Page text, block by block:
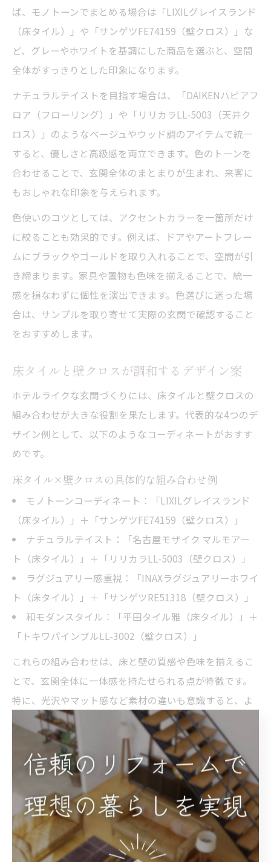
ば、モノトーンでまとめる場合は「LIXILグレイスランド
（床タイル）」や「サンゲツFE74159（壁クロス）」な
ど、グレーやホワイトを基調にした商品を選ぶと、空間
全体がすっきりとした印象になります。
ナチュラルテイストを目指す場合は、「DAIKENハピアフ
ロア（フローリング）」や「リリカラLL-5003（天井ク
ロス）」のようなベージュやウッド調のアイテムで統一
すると、優しさと高級感を両立できます。色のトーンを
合わせることで、玄関全体のまとまりが生まれ、来客に
もおしゃれな印象を与えられます。
色使いのコツとしては、アクセントカラーを一箇所だけ
に絞ることも効果的です。例えば、ドアやアートフレー
ムにブラックやゴールドを取り入れることで、空間が引
き締まります。家具や置物も色味を揃えることで、統一
感を損なわずに個性を演出できます。色選びに迷った場
合は、サンプルを取り寄せて実際の玄関で確認すること
をおすすめします。
床タイルと壁クロスが調和するデザイン案
ホテルライクな玄関づくりには、床タイルと壁クロスの
組み合わせが大きな役割を果たします。代表的な4つのデ
ザイン例として、以下のようなコーディネートがおすす
めです。
床タイル×壁クロスの具体的な組み合わせ例
モノトーンコーディネート：「LIXILグレイスランド
（床タイル）」＋「サンゲツFE74159（壁クロス）」
ナチュラルテイスト：「名古屋モザイク マルモアー
ト（床タイル）」＋「リリカラLL-5003（壁クロス）」
ラグジュアリー感重視：「INAXラグジュアリーホワイ
ト（床タイル）」＋「サンゲツRE51318（壁クロス）」
和モダンスタイル：「平田タイル雅（床タイル）」＋
「トキワパインブルLL-3002（壁クロス）」
これらの組み合わせは、床と壁の質感や色味を揃えるこ
とで、玄関全体に一体感を持たせられる点が特徴です。
特に、光沢やマット感など素材の違いも意識すると、よ
り洗練された雰囲気に仕上がります。
床タイルは耐久性や掃除のしやすさも考慮し、滑りにく
い仕様を選ぶと安心です。壁クロスは防汚・抗菌機能付
きのタイプを選ぶことで、長期間美しさを保てます。好
みのテイストに合わせて、床と壁のデザインを調和させ
ることがホテルライクな玄関への第一歩です。